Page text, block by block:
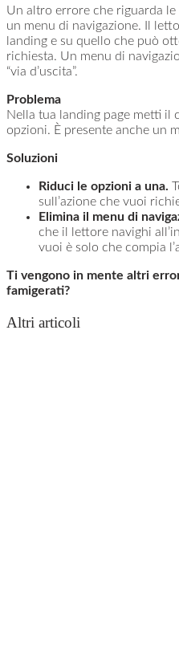
Un altro errore che riguarda
un menu di navigazione. Il
landing e su quello che può
richiesta. Un menu di
“via d’uscita”.
Problema
Nella tua landing page metti il
opzioni. È presente anche un
Soluzioni
Riduci le opzioni a una.
sull’azione che vuoi
Elimina il menu di
che il lettore navighi
vuoi è solo che compia
Ti vengono in mente altri
famigerati?
Altri articoli